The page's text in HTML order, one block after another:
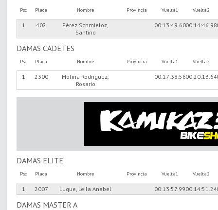
Psc Placa Nombre Provincia Vuelta1 Vuelta2
1 402
Pérez Schmieloz,
Santino
00:13:49.6000:14:46.98
DAMAS CADETES
Psc Placa Nombre Provincia Vuelta1 Vuelta2
1 2300
Molina Rodriguez,
Rosario
00:17:38.5600:20:13.64
DAMAS ELITE
Psc Placa Nombre Provincia Vuelta1 Vuelta2
1 2007 Luque, Leila Anabel 00:13:57.9900:14:51.24
DAMAS MASTER A